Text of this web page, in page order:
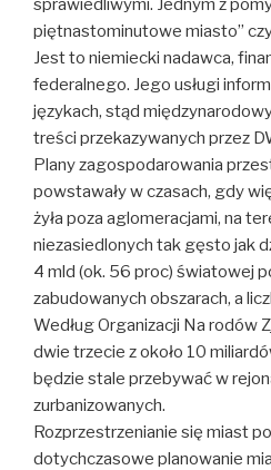
sprawiedliwymi. Jednym z
piętnastominutowe miasto”
Jest to niemiecki nadawca,
federalnego. Jego usługi
językach, stąd
treści przekazywanych przez
Plany zagospodarowania
powstawały w czasach, gdy
żyła poza aglomeracjami, na
niezasiedlonych tak gęsto jak
4 mld (ok. 56 proc) światowej
zabudowanych obszarach, a
Według Organizacji Na­ rodów
dwie trzecie z około 10
będzie stale przebywać w
zurbanizowanych.
Rozprzestrzenianie się miast po­
dotychczasowe planowanie